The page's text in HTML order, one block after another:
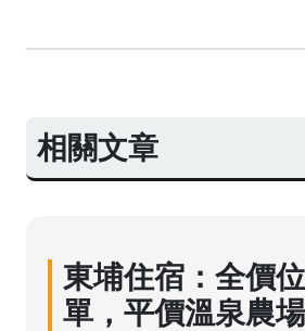
相關文章
東埔住宿：全價
單，平價溫泉農